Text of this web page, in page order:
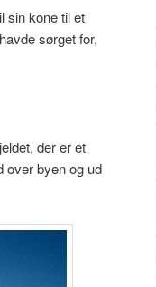
sin kone til et
sørget for,
der er et
over byen og ud